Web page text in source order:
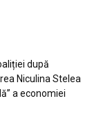
după
Niculina Stelea
a economiei